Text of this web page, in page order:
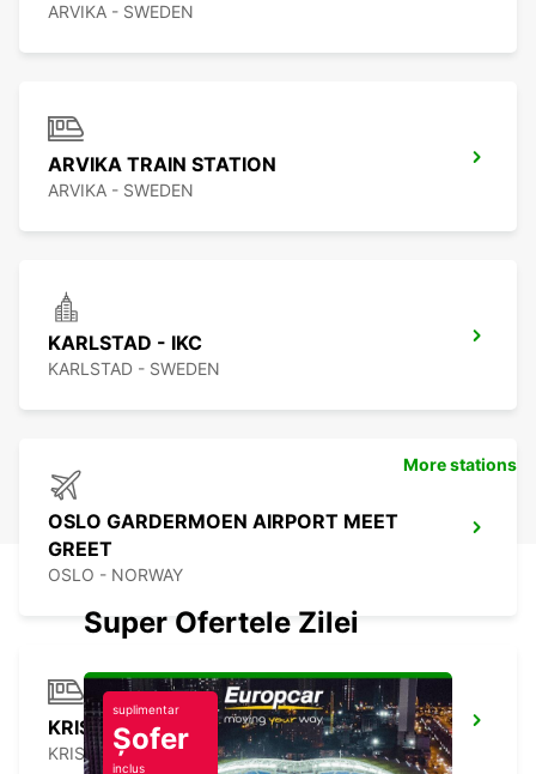
ARVIKA - SWEDEN
ARVIKA TRAIN STATION
ARVIKA - SWEDEN
KARLSTAD - IKC
KARLSTAD - SWEDEN
OSLO GARDERMOEN AIRPORT MEET
GREET
OSLO - NORWAY
KRISTINEHAMN TRAIN STATION
KRISTINEHAMN - SWEDEN
More stations
Super Ofertele Zilei
suplimentar
Șofer
inclus